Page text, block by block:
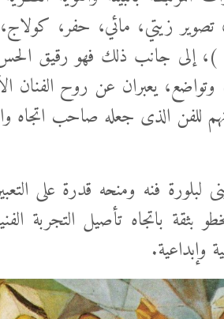
زيتي، مائي، حفر،
إلى جانب ذلك فهو رقيق
يعبران عن روح الفنان
للفن الذى جعله صاحب اتجاه
لبلورة فنه ومنحه قدرة على
بثقة باتجاه تأصيل التجربة
وإبداعية.